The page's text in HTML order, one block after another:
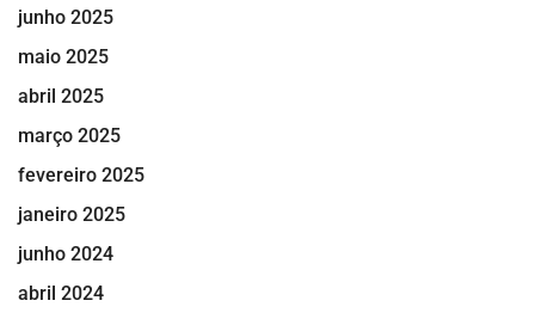
junho 2025
maio 2025
abril 2025
março 2025
fevereiro 2025
janeiro 2025
junho 2024
abril 2024